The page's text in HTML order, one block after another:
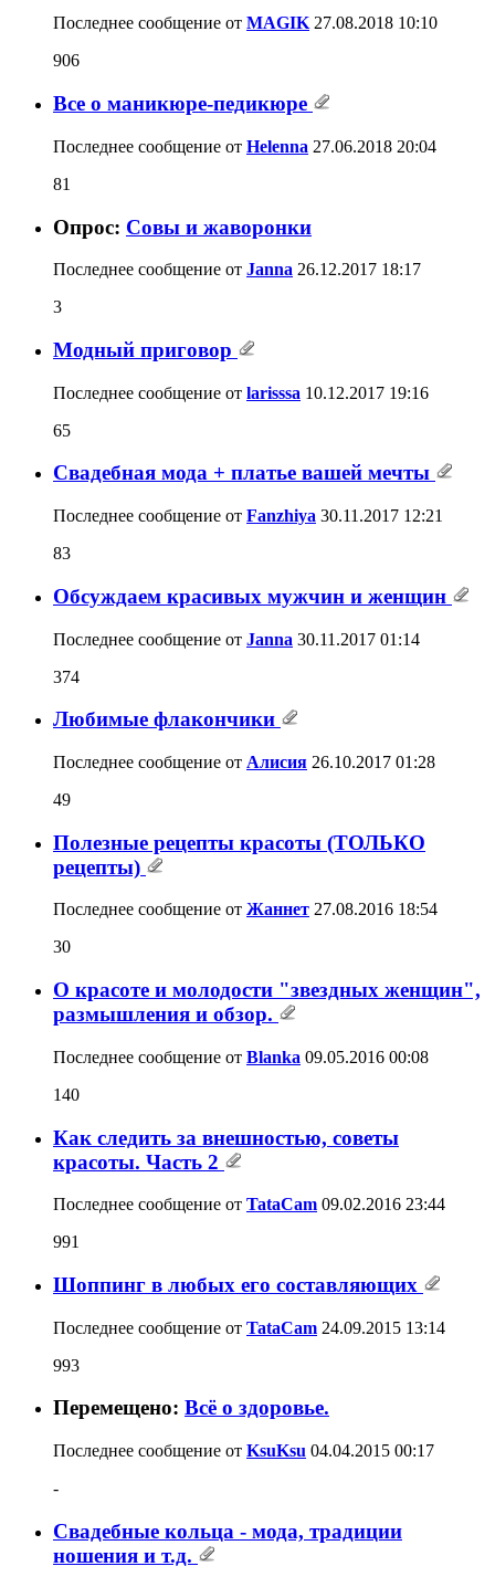
Последнее сообщение от MAGIK 27.08.2018 10:10
906
Все о маникюре-педикюре
Последнее сообщение от Helenna 27.06.2018 20:04
81
Опрос: Совы и жаворонки
Последнее сообщение от Janna 26.12.2017 18:17
3
Модный приговор
Последнее сообщение от larisssa 10.12.2017 19:16
65
Свадебная мода + платье вашей мечты
Последнее сообщение от Fanzhiya 30.11.2017 12:21
83
Обсуждаем красивых мужчин и женщин
Последнее сообщение от Janna 30.11.2017 01:14
374
Любимые флакончики
Последнее сообщение от Алисия 26.10.2017 01:28
49
Полезные рецепты красоты (ТОЛЬКО
рецепты)
Последнее сообщение от Жаннет 27.08.2016 18:54
30
О красоте и молодости "звездных женщин",
размышления и обзор.
Последнее сообщение от Blanka 09.05.2016 00:08
140
Как следить за внешностью, советы
красоты. Часть 2
Последнее сообщение от TataCam 09.02.2016 23:44
991
Шоппинг в любых его составляющих
Последнее сообщение от TataCam 24.09.2015 13:14
993
Перемещено: Всё о здоровье.
Последнее сообщение от KsuKsu 04.04.2015 00:17
-
Свадебные кольца - мода, традиции
ношения и т.д.